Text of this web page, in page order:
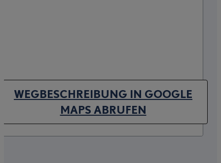
WEGBESCHREIBUNG IN GOOGLE
MAPS ABRUFEN(OPENS IN NEW TAB)